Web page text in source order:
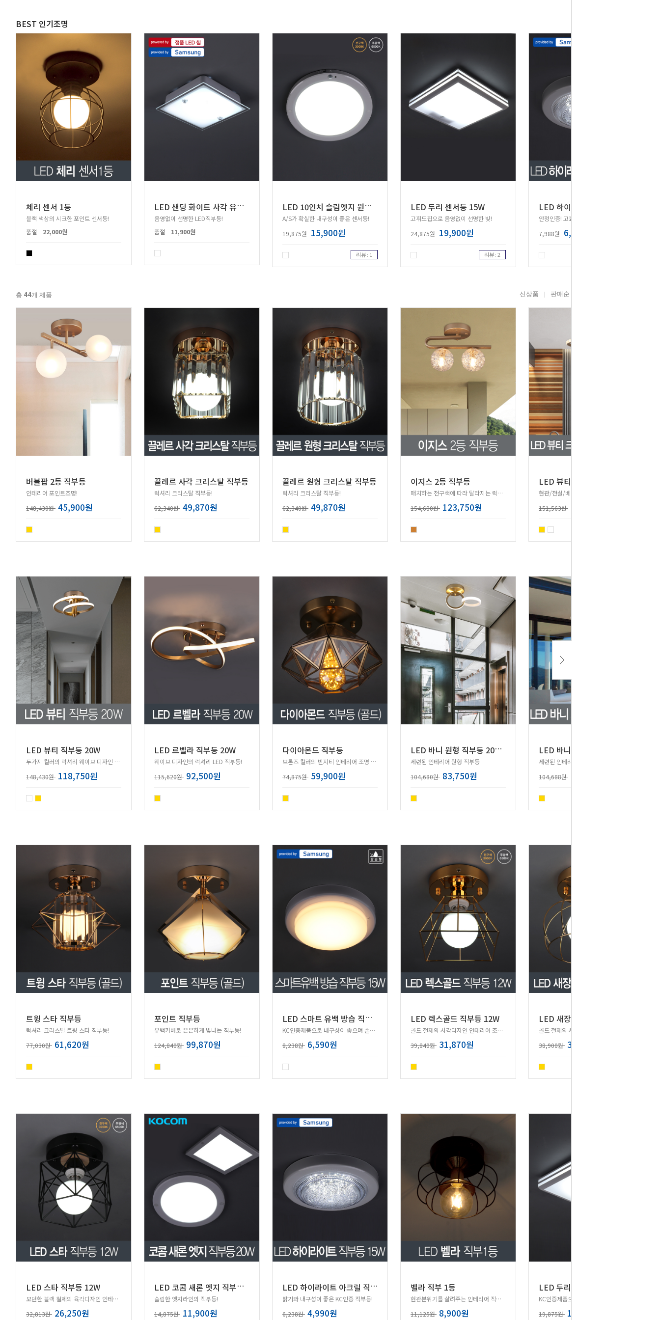
BEST 인기조명
체리 센서 1등
블랙 색상의 시크한 포인트 센서등!
품절
22,000원
L
ED 샌딩 화이트 사각 유리철판 직부등 15W
음영없이 선명한 LED직부등!
품절
11,900원
L
ED 10인치 슬림엣지 원형 센서등 20W
A/S가 확실한 내구성이 좋은 센서등!
19,875원 15,900원
리뷰 : 1
LED 두리 센서등 15W
고휘도칩으로 음영없이 선명한 빛!
24,875원 19,900원
리뷰 : 2
안정인증! 고효율 LED원형 센서등
7,988원 6,390원
총 44개 제품 신상품 판매순
버블팝 2등 직부등
인테리어 포인트조명!
148,430원 45,900원
끌레르 사각 크리스탈 직부등
럭셔리 크리스탈 직부등!
62,340원 49,870원
끌레르 원형 크리스탈 직부등
럭셔리 크리스탈 직부등!
62,340원 49,870원
이지스 2등 직부등
매치하는 전구색에 따라 달라지는 럭셔리 직부등!
154,680원 123,750원
151,563원
LED 뷰티 직부등 20W
두가지 컬러의 럭셔리 웨이브 디자인 직부등!
148,430원 118,750원
LED 르벨라 직부등 20W
웨이브 디자인의 럭셔리 LED 직부등!
115,620원 92,500원
다이아몬드 직부등
브론즈 컬러의 빈지티 인테리어 조명 직부등!
74,875원 59,900원
L
ED 바니 원형 직부등 20W (골드)
세련된 인테리어 원형 직부등
104,680원 83,750원
세련된 인테리어 사각 직부등
104,688원
트윙 스타 직부등
럭셔리 크리스탈 트윙 스타 직부등!
77,030원 61,620원
포인트 직부등
유백커버로 은은하게 빛나는 직부등!
124,840원 99,870원
L
ED 스마트 유백 방습 직부등 15W 삼성칩
KC인증제품으로 내구성이 좋으며 손쉬운 설치가능!
8,238원 6,590원
LED 렉스골드 직부등 12W
골드 철제의 사각디자인 인테리어 조명 직부등!
39,840원 31,870원
LED 새장골드 직부등 12W
38,900원 31,120원
LED 스타 직부등 12W
모던한 블랙 철제의 육각디자인 인테리어 조명 직부등!
32,813원 26,250원
L
ED 코콤 새론 엣지 직부등 20W (원형/사각)
슬림한 엣지라인의 직부등!
14,875원 11,900원
L
ED 하이라이트 아크릴 직부등 15W 삼성칩
밝기와 내구성이 좋은 KC인증 직부등!
6,238원 4,990원
벨라 직부 1등
현관분위기를 살려주는 인테리어 직부등!
11,125원 8,900원
LED 두리 직부등 15W
19,875원 15,900원